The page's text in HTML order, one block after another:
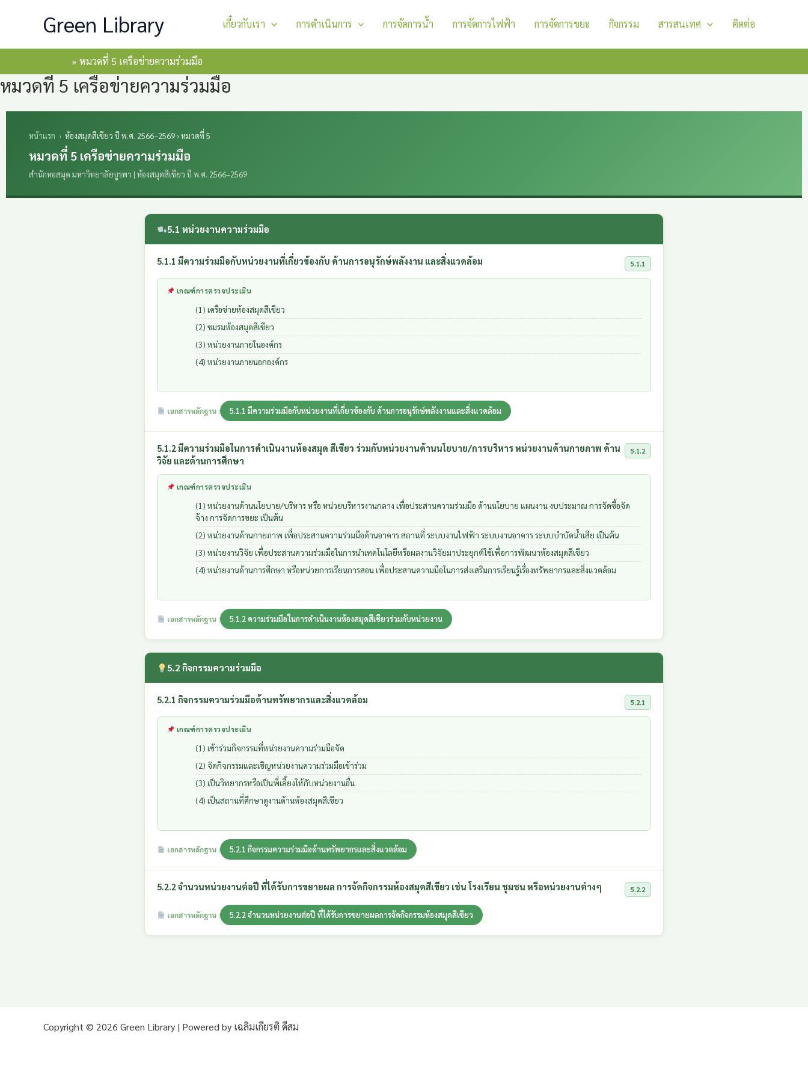
Green Library เกี๋ยวกับเรา การดำเนินการ การจัดการน้ำ การจัดการไฟฟ้า การจัดการขยะ กิจกรรม สารสนเทศ ติดต่อ
หมวดที่ 5 เครือข่ายความร่วมมือ
หมวดที่ 5 เครือข่ายความร่วมมือ
หน้าแรก › ห้องสมุดสีเขียว ปี พ.ศ. 2566–2569 › หมวดที่ 5
หมวดที่ 5 เครือข่ายความร่วมมือ
สำนักหอสมุด มหาวิทยาลัยบูรพา | ห้องสมุดสีเขียว ปี พ.ศ. 2566–2569
5.1 หน่วยงานความร่วมมือ
5.1.1 มีความร่วมมือกับหน่วยงานที่เกี่ยวข้องกับ ด้านการอนุรักษ์พลังงาน และสิ่งแวดล้อม 5.1.1
เกณฑ์การตรวจประเมิน
(1) เครือข่ายห้องสมุดสีเขียว
(2) ชมรมห้องสมุดสีเขียว
(3) หน่วยงานภายในองค์กร
(4) หน่วยงานภายนอกองค์กร
เอกสารหลักฐาน : 5.1.1 มีความร่วมมือกับหน่วยงานที่เกี่ยวข้องกับ ด้านการอนุรักษ์พลังงานและสิ่งแวดล้อม
5.1.2 มีความร่วมมือในการดำเนินงานห้องสมุด สีเขียว ร่วมกับหน่วยงานด้านนโยบาย/การบริหาร หน่วยงานด้านกายภาพ ด้าน
วิจัย และด้านการศึกษา
5.1.2
เกณฑ์การตรวจประเมิน
(1) หน่วยงานด้านนโยบาย/บริหาร หรือ หน่วยบริหารงานกลาง เพื่อประสานความร่วมมือ ด้านนโยบาย แผนงาน งบประมาณ การจัดซื้อจัด
จ้าง การจัดการขยะ เป็นต้น
(2) หน่วยงานด้านกายภาพ เพื่อประสานความร่วมมือด้านอาคาร สถานที่ ระบบงานไฟฟ้า ระบบงานอาคาร ระบบบำบัดน้ำเสีย เป็นต้น
(3) หน่วยงานวิจัย เพื่อประสานความร่วมมือในการนำเทคโนโลยีหรือผลงานวิจัยมาประยุกต์ใช้เพื่อการพัฒนาห้องสมุดสีเขียว
(4) หน่วยงานด้านการศึกษา หรือหน่วยการเรียนการสอน เพื่อประสานความมือในการส่งเสริมการเรียนรู้เรื่องทรัพยากรและสิ่งแวดล้อม
เอกสารหลักฐาน : 5.1.2 ความร่วมมือในการดำเนินงานห้องสมุดสีเขียวร่วมกับหน่วยงาน
5.2 กิจกรรมความร่วมมือ
5.2.1 กิจกรรมความร่วมมือด้านทรัพยากรและสิ่งแวดล้อม 5.2.1
เกณฑ์การตรวจประเมิน
(1) เข้าร่วมกิจกรรมที่หน่วยงานความร่วมมือจัด
(2) จัดกิจกรรมและเชิญหน่วยงานความร่วมมือเข้าร่วม
(3) เป็นวิทยากรหรือเป็นพี่เลี้ยงให้กับหน่วยงานอื่น
(4) เป็นสถานที่ศึกษาดูงานด้านห้องสมุดสีเขียว
เอกสารหลักฐาน : 5.2.1 กิจกรรมความร่วมมือด้านทรัพยากรและสิ่งแวดล้อม
5.2.2 จำนวนหน่วยงานต่อปี ที่ได้รับการขยายผล การจัดกิจกรรมห้องสมุดสีเขียว เช่น โรงเรียน ชุมชน หรือหน่วยงานต่างๆ 5.2.2
เอกสารหลักฐาน : 5.2.2 จำนวนหน่วยงานต่อปี ที่ได้รับการขยายผลการจัดกิจกรรมห้องสมุดสีเขียว
Copyright © 2026 Green Library | Powered by เฉลิมเกียรติ ดีสม